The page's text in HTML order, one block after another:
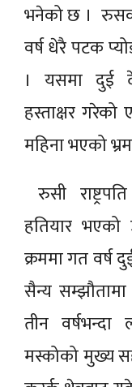
भनेको छ ।
वर्ष धेरै पटक
। यसमा दुई
हस्ताक्षर
महिना भएको
रुसी
हतियार भएको
क्रममा गत वर्ष
सैन्य
तीन
मस्कोको मुख्य